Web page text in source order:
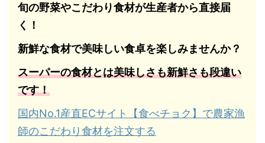
旬の野菜やこだわり食材が生産者から直接届
く！
新鮮な食材で美味しい食卓を楽しみませんか？
スーパーの食材とは美味しさも新鮮さも段違い
です！
国内No.1産直ECサイト【食べチョク】で農家漁
師のこだわり食材を注文する